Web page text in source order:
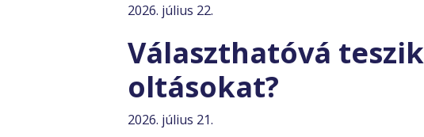
2026. július 22.
Választhatóvá
oltásokat?
2026. július 21.